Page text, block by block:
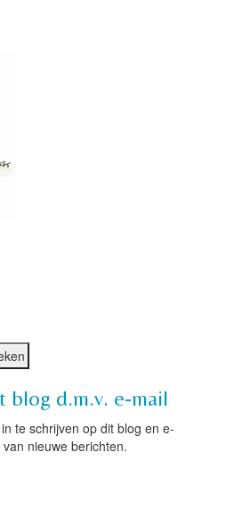
blog d.m.v. e-mail
te schrijven op dit blog en e-
nieuwe berichten.